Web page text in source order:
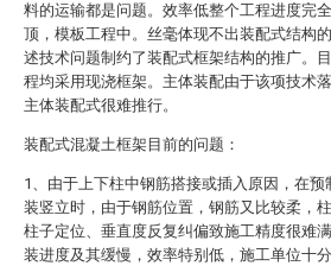
料的运输都是问题。效率低整个工程进度完
顶，模板工程中。丝毫体现不出装配式结构
述技术问题制约了装配式框架结构的推广。
程均采用现浇框架。主体装配由于该项技术
主体装配式很难推行。
装配式混凝土框架目前的问题：
1、由于上下柱中钢筋搭接或插入原因，在预
装竖立时，由于钢筋位置，钢筋又比较柔，柱
柱子定位、垂直度反复纠偏致施工精度很难
装进度及其缓慢，效率特别低，施工单位十